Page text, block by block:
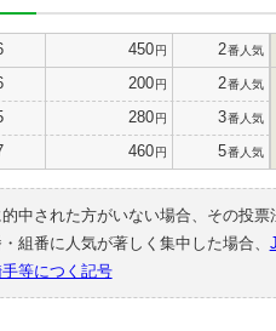
450円 2番人気
200円 2番人気
280円 3番人気
460円 5番人気
的中された方がいない場合、その投
組番に人気が著しく集中した場合、
等につく記号